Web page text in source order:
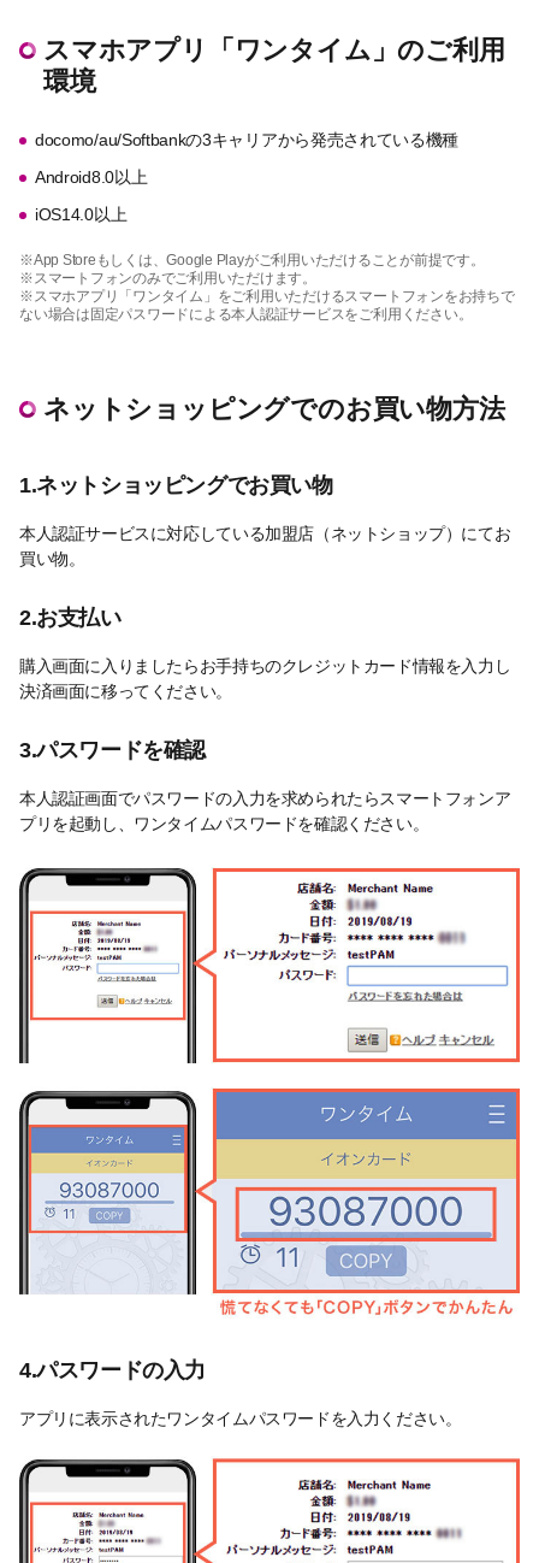
スマホアプリ「ワンタイム」のご利用
環境
docomo/au/Softbankの3キャリアから発売されている機種
Android8.0以上
iOS14.0以上
※App Storeもしくは、Google Playがご利用いただけることが前提です。
※スマートフォンのみでご利用いただけます。
※スマホアプリ「ワンタイム」をご利用いただけるスマートフォンをお持ちで
ない場合は固定パスワードによる本人認証サービスをご利用ください。
ネットショッピングでのお買い物方法
1.ネットショッピングでお買い物
本人認証サービスに対応している加盟店（ネットショップ）にてお
買い物。
2.お支払い
購入画面に入りましたらお手持ちのクレジットカード情報を入力し
決済画面に移ってください。
3.パスワードを確認
本人認証画面でパスワードの入力を求められたらスマートフォンア
プリを起動し、ワンタイムパスワードを確認ください。
4.パスワードの入力
アプリに表示されたワンタイムパスワードを入力ください。